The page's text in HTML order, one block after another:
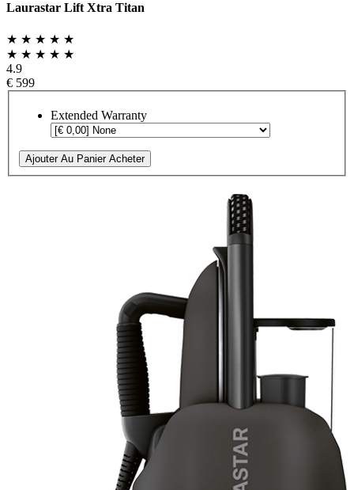
Laurastar Lift Xtra Titan
★ ★ ★ ★ ★
★ ★ ★ ★ ★
4.9
€ 599
Extended Warranty
Ajouter Au Panier Acheter